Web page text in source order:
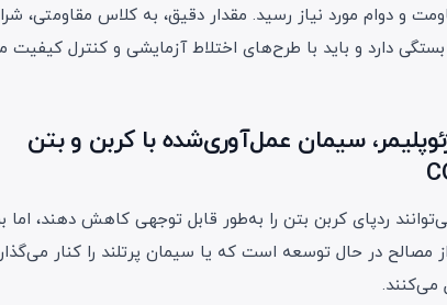
و دوام مورد نیاز رسید. مقدار دقیق، به کلاس مقاومتی،
دارد و باید با طرح‌های اختلاط آزمایشی و کنترل کیفیت
ژئوپلیمر، سیمان عمل‌آوری‌شده با کربن و بتن
ردپای کربن بتن را به‌طور قابل توجهی کاهش دهند،
می‌کنند.